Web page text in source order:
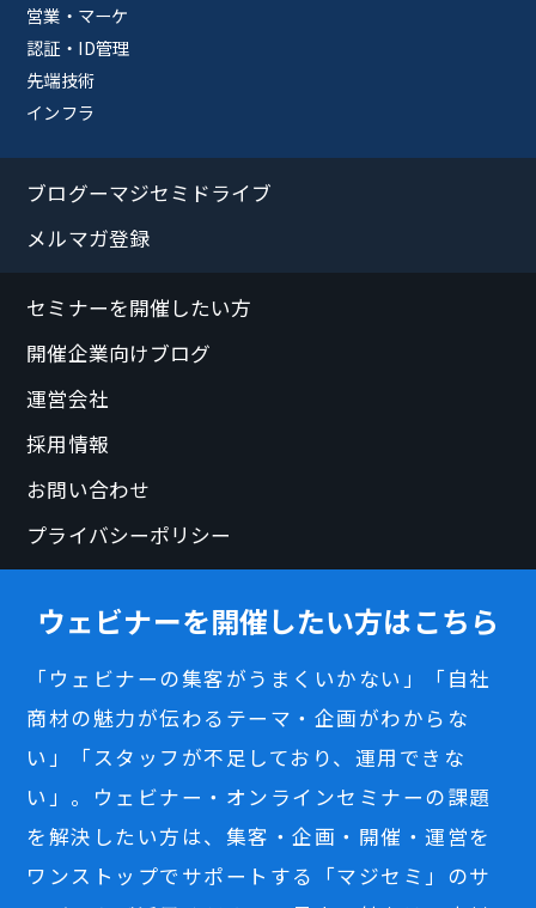
営業・マーケ
認証・ID管理
先端技術
インフラ
ブログーマジセミドライブ
メルマガ登録
セミナーを開催したい方
開催企業向けブログ
運営会社
採用情報
お問い合わせ
プライバシーポリシー
ウェビナーを開催したい方はこちら
「ウェビナーの集客がうまくいかない」「自社
商材の魅力が伝わるテーマ・企画がわからな
い」「スタッフが不足しており、運用できな
い」。ウェビナー・オンラインセミナーの課題
を解決したい方は、集客・企画・開催・運営を
ワンストップでサポートする「マジセミ」のサ